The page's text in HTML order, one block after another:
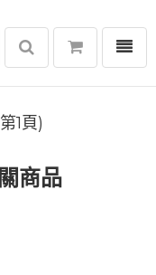
選單
1頁)
商品